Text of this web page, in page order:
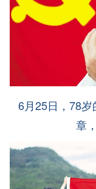
6月25日，78岁
章